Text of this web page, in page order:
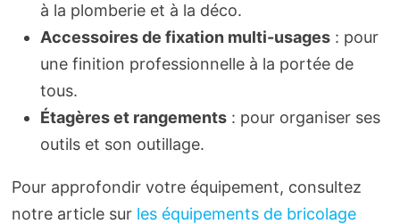
à la plomberie et à la déco.
Accessoires de fixation multi-usages: pour
une finition professionnelle à la portée de
tous.
Étagères et rangements: pour organiser ses
outils et son outillage.
Pour approfondir votre équipement, consultez
notre article sur les équipements de bricolage